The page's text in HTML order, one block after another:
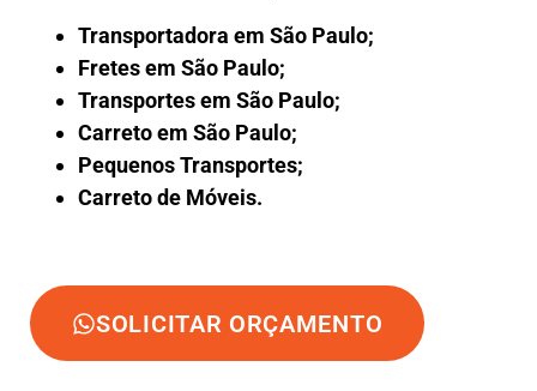
Transportadora em São Paulo;
Fretes em São Paulo;
Transportes em São Paulo;
Carreto em São Paulo;
Pequenos Transportes;
Carreto de Móveis.
SOLICITAR ORÇAMENTO